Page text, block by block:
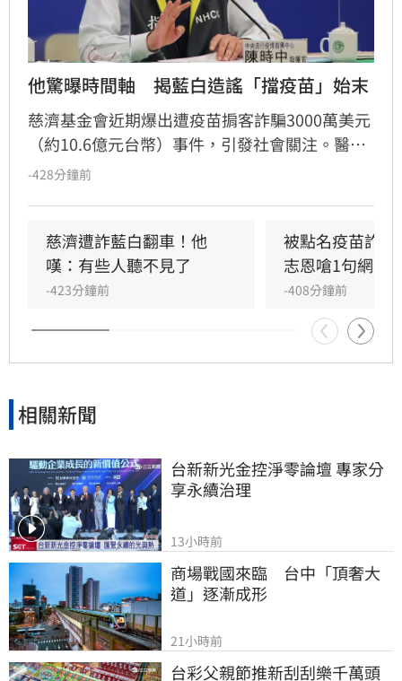
他驚曝時間軸　揭藍白造謠「擋疫苗」始末
慈濟基金會近期爆出遭疫苗掮客詐騙3000萬美元
（約10.6億元台幣）事件，引發社會關注。醫師
杜承哲對此發文反擊，痛批當年柯文哲、蔣萬安
2022年大事記，還原當年衛福部因查證詐騙風險
而勸阻，並強調慈濟最終是透過政府協助與台積
電、永齡共同採購才成功。此案偵結後，也徹底
揭開當年「擋疫苗」論述的政治操弄真相，讓民
眾重新審視疫情期間的疫苗採購亂象與詐騙內
幕。
-428分鐘前
慈濟遭詐藍白翻車！他
嘆：有些人聽不見了
-423分鐘前
被點名疫苗詐
志恩嗆1句網罵
-408分鐘前
相關新聞
台新新光金控淨零論壇 專家分
享永續治理
13小時前
商場戰國來臨　台中「頂奢大
道」逐漸成形
21小時前
台彩父親節推新刮刮樂千萬頭